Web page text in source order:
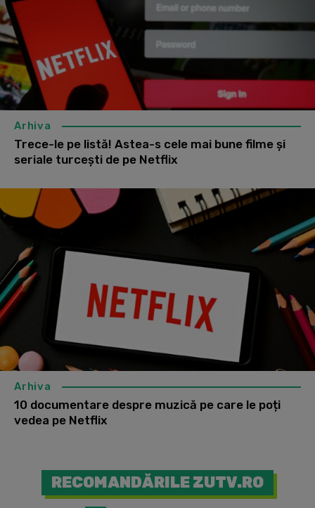
Arhiva
Trece-le pe listă! Astea-s cele mai bune filme și
seriale turcești de pe Netflix
Arhiva
10 documentare despre muzică pe care le poți
vedea pe Netflix
RECOMANDĂRILE ZUTV.RO